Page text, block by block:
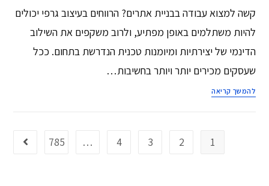
קשה למצוא עבודה בבניית אתרים? הרווחים בעיצוב גרפי יכולים
להיות משתלמים באופן מפתיע, ולרוב משקפים את השילוב
הדינמי של יצירתיות ומיומנות טכנית הנדרשת בתחום. ככל
שעסקים מכירים יותר ויותר בחשיבות…
להמשך קריאה
1
2
3
4
…
785